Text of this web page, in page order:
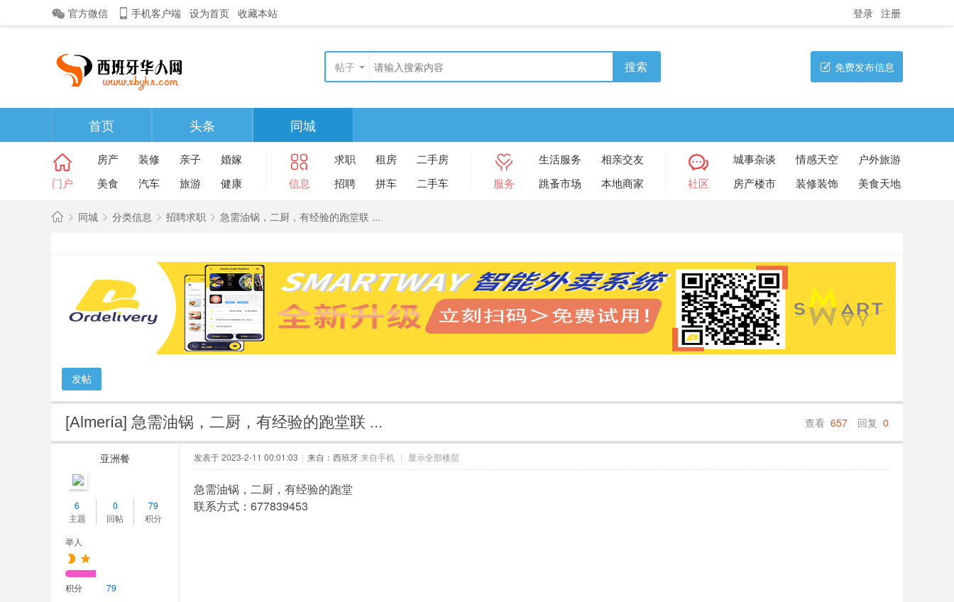
官方微信 手机客户端 设为首页 收藏本站 登录 注册
帖子 搜索 免费发布信息
首页 头条 同城
门户
房产 装修 亲子
婚嫁
美食
汽车 旅游 健康 信息
求职 租房
二手房
招聘
拼车 二手车 服务
生活服务
相亲交友
跳蚤市场
本地商家 社区
城事杂谈 情感天空
户外旅游
房产楼市
装修装饰 美食天地
同城
›
分类信息 招聘求职
›
急需油锅，二厨，有经验的跑堂联 ...
发帖
查看 657 回复 0
[Almería] 急需油锅，二厨，有经验的跑堂联 ...
亚洲餐
6
主题
0
回帖
79
积分
举人
积分 79
发表于 2023-2-11 00:01:03 | 来自：西班牙来自手机 | 显示全部楼层
急需油锅，二厨，有经验的跑堂
联系方式：677839453